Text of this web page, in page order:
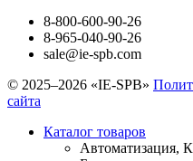
8-800-600-90-26
8-965-040-90-26
sale@ie-spb.com
© 2025–2026 «IE-SPB»
сайта
Каталог товаров
Автоматизация,